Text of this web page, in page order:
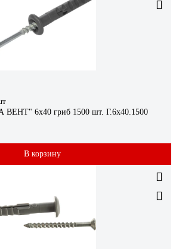
ВЕНТ" 6x40 гриб 1500 шт. Г.6х40.1500
В корзину